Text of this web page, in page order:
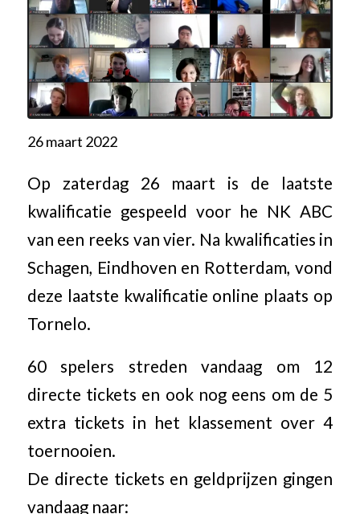
26 maart 2022
Op zaterdag 26 maart is de laatste
kwalificatie gespeeld voor he NK ABC
van een reeks van vier. Na kwalificaties in
Schagen, Eindhoven en Rotterdam, vond
deze laatste kwalificatie online plaats op
Tornelo.
60 spelers streden vandaag om 12
directe tickets en ook nog eens om de 5
extra tickets in het klassement over 4
toernooien.
De directe tickets en geldprijzen gingen
vandaag naar: